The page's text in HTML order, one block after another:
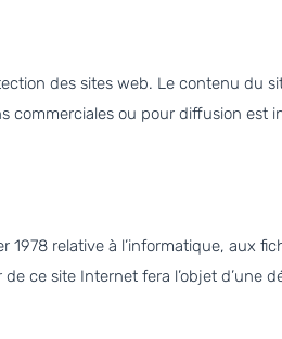
des sites web. Le contenu du
commerciales ou pour diffusion est
1978 relative à l’informatique, aux
ce site Internet fera l’objet d’une